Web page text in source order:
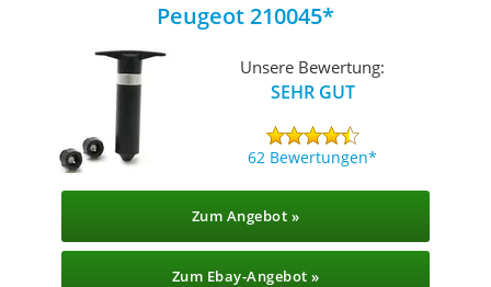
Peugeot 210045
Unsere Bewertung:
SEHR GUT
62 Bewertungen
Zum Angebot »
Zum Ebay-Angebot »